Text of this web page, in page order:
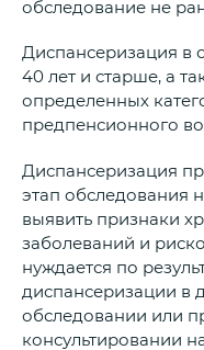
обследование не
Диспансеризация в
40 лет и старше, а
определенных
предпенсионного
Диспансеризация
этап обследования
выявить признаки
заболеваний и
нуждается по
диспансеризации в
обследовании или
консультировании